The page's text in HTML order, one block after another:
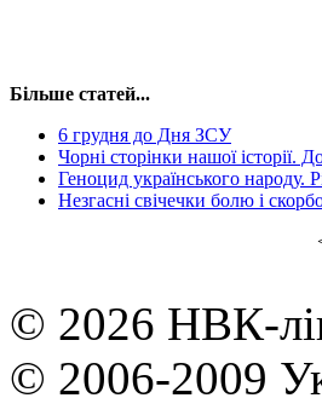
Більше статей...
6 грудня до Дня ЗСУ
Чорні сторінки нашої історії.
Геноцид українського народу.
Незгасні свічечки болю і
© 2026 НВК-
© 2006-2009